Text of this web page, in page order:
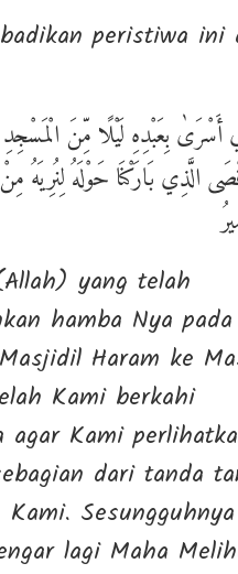
peristiwa ini
بِعَبْدِهِ لَيْلًا مِّنَ الْمَسْجِدِ
الَّذِي بَارَكْنَا حَوْلَهُ لِنُرِيَهُ مِنْ
yang telah
hamba Nya
Haram ke
Kami berkahi
agar Kami
dari tanda
lagi Maha